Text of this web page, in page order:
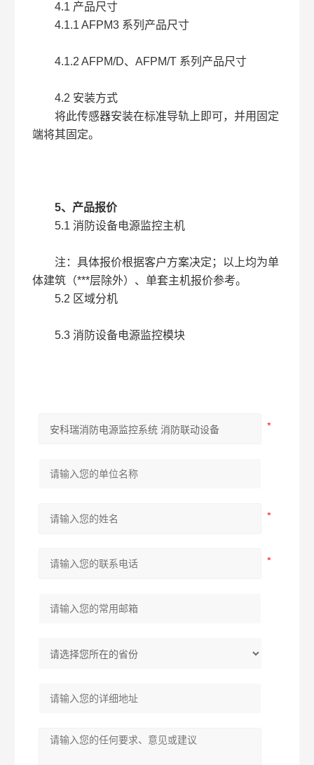
4.1 产品尺寸
4.1.1 AFPM3 系列产品尺寸
4.1.2 AFPM/D、AFPM/T 系列产品尺寸
4.2 安装方式
将此传感器安装在标准导轨上即可，并用固定
端将其固定。
5、产品报价
5.1 消防设备电源监控主机
注：具体报价根据客户方案决定；以上均为单
体建筑（***层除外）、单套主机报价参考。
5.2 区域分机
5.3 消防设备电源监控模块